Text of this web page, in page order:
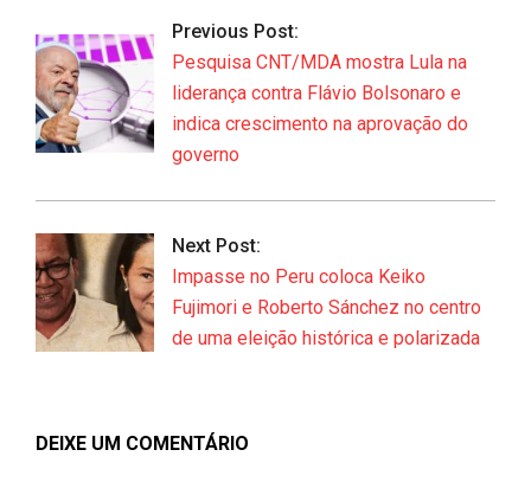
17
Previous Post:
Pesquisa CNT/MDA mostra Lula na
liderança contra Flávio Bolsonaro e
indica crescimento na aprovação do
governo
Next Post:
Impasse no Peru coloca Keiko
Fujimori e Roberto Sánchez no centro
de uma eleição histórica e polarizada
DEIXE UM COMENTÁRIO